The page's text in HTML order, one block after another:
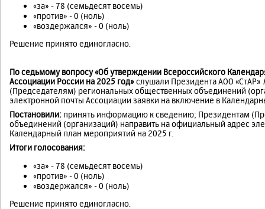
«за» - 78 (семьдесят восемь)
«против» - 0 (ноль)
«воздержался» - 0 (ноль)
Решение принято единогласно.
По седьмому вопросу «Об утверждении Всероссийского
Ассоциации России на 2025 год»слушали Президента АОО «СтАР»
(Председателям) региональных общественных объединений
электронной почты Ассоциации заявки на включение в
Постановили: принять информацию к сведению; Президентам
объединений (организаций) направить на официальный адрес
Календарный план мероприятий на 2025 г.
Итоги голосования:
«за» - 78 (семьдесят восемь)
«против» - 0 (ноль)
«воздержался» - 0 (ноль)
Решение принято единогласно.